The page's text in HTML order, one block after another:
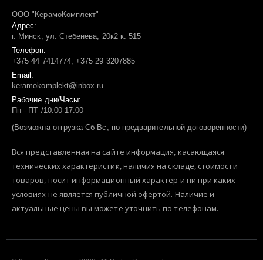
ООО "КерамоКомплект"
Адрес:
г. Минск, ул. Стебенева, 20к2 к. 515
Телефон:
+375 44 7414774, +375 29 3207885
Email:
keramokomplekt@inbox.ru
Рабочие дни/Часы:
Пн - ПТ /10:00-17:00
(Возможна отгрузка Сб-Вс, по предварительной договоренности)
Вся представленная на сайте информация, касающаяся
технических характеристик, наличия на складе, стоимости
товаров, носит информационный характер и ни при каких
условиях не является публичной офертой. Наличие и
актуальные цены вы можете уточнить по телефонам.